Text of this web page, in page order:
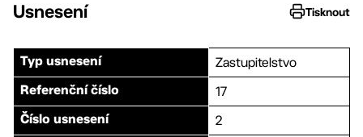
Usnesení Tisknout
Typ usnesení Zastupitelstvo
Referenční číslo 17
Číslo usnesení 2